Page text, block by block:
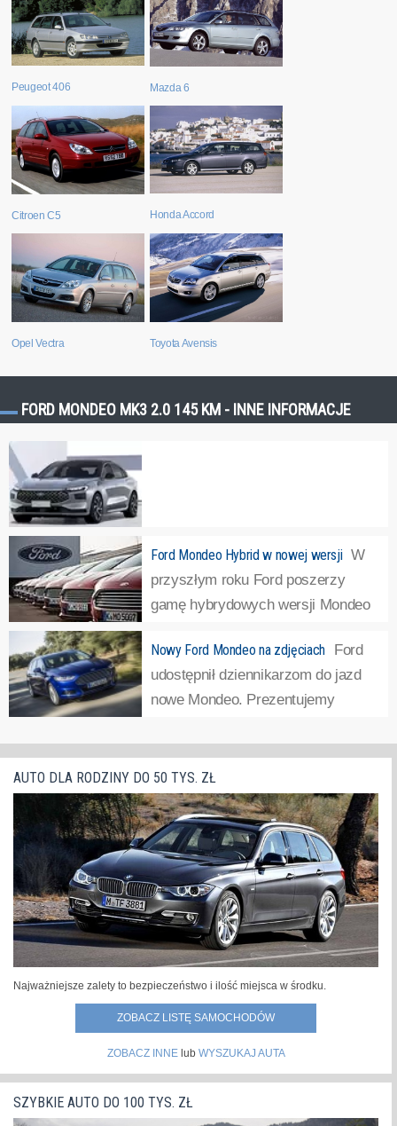
Peugeot 406 Mazda 6
Citroen C5 Honda Accord
Opel Vectra Toyota Avensis
FORD MONDEO MK3 2.0 145 KM - INNE INFORMACJE
Nowy Ford Mondeo. Żałujcie, że nie można go kupić w EU Ford
zaprezentował właśnie nową generację Mondeo. Auto trafi
jedynie na rynek chiński.Jeszcze tylko przez kilka tygodni
w Europie kupić można będzie fabrycznie nowego Forda
Mondeo. Następca Sierry zniknąć ma z oferty
amerykańskiej marki już w... »
Ford Mondeo Hybrid w nowej wersji W
przyszłym roku Ford poszerzy
gamę hybrydowych wersji Mondeo
Hybrid jest obecnie oferowany wyłącznie z
czterodrzwiowym nadwoziu, ze stylizacją inspirowaną
profilem sportowego coupé z niską linią dachu, a także
Nowy Ford Mondeo na zdjęciach Ford
udostępnił dziennikarzom do jazd
nowe Mondeo. Prezentujemy
modelu. »
AUTO DLA RODZINY DO 50 TYS. ZŁ
Najważniejsze zalety to bezpieczeństwo i ilość miejsca w środku.
ZOBACZ LISTĘ SAMOCHODÓW
ZOBACZ INNElub WYSZUKAJ AUTA
SZYBKIE AUTO DO 100 TYS. ZŁ